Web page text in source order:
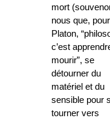
mort
nous que, pour
Platon,
c’est
mourir”, se
détourner du
matériel et du
sensible pour
tourner vers